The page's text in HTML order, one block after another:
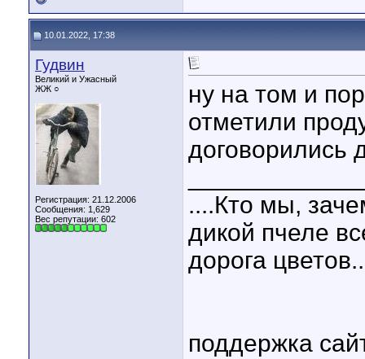
10.01.2022, 17:38
Гудвин
Великий и Ужасный
ЖЖ ○
Регистрация: 21.12.2006
Сообщения: 1,629
Вес репутации: 602
ну на том и
отметили
договорились
....Кто мы,
дикой пчеле
дорога
поддержка